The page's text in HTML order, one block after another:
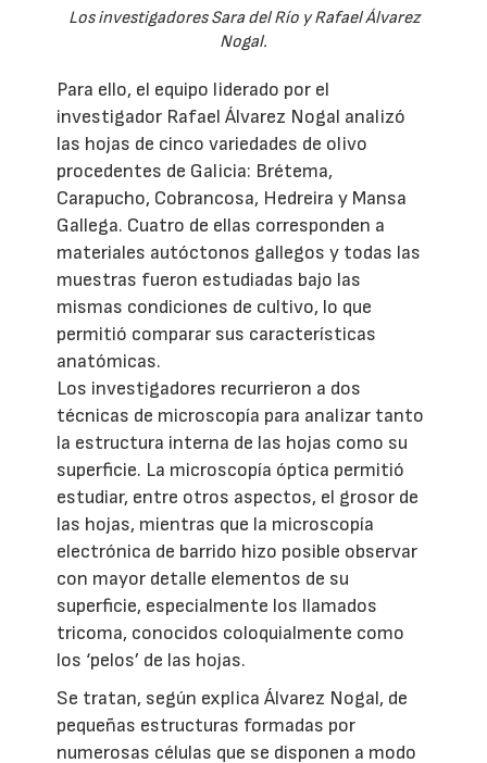
Los investigadores Sara del Río y Rafael Álvarez
Nogal.
Para ello, el equipo liderado por el
investigador Rafael Álvarez Nogal analizó
las hojas de cinco variedades de olivo
procedentes de Galicia: Brétema,
Carapucho, Cobrancosa, Hedreira y Mansa
Gallega. Cuatro de ellas corresponden a
materiales autóctonos gallegos y todas las
muestras fueron estudiadas bajo las
mismas condiciones de cultivo, lo que
permitió comparar sus características
anatómicas.
Los investigadores recurrieron a dos
técnicas de microscopía para analizar tanto
la estructura interna de las hojas como su
superficie. La microscopía óptica permitió
estudiar, entre otros aspectos, el grosor de
las hojas, mientras que la microscopía
electrónica de barrido hizo posible observar
con mayor detalle elementos de su
superficie, especialmente los llamados
tricoma, conocidos coloquialmente como
los ‘pelos’ de las hojas.
Se tratan, según explica Álvarez Nogal, de
pequeñas estructuras formadas por
numerosas células que se disponen a modo